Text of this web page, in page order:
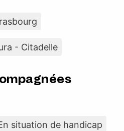
- Citadelle
situation de handicap